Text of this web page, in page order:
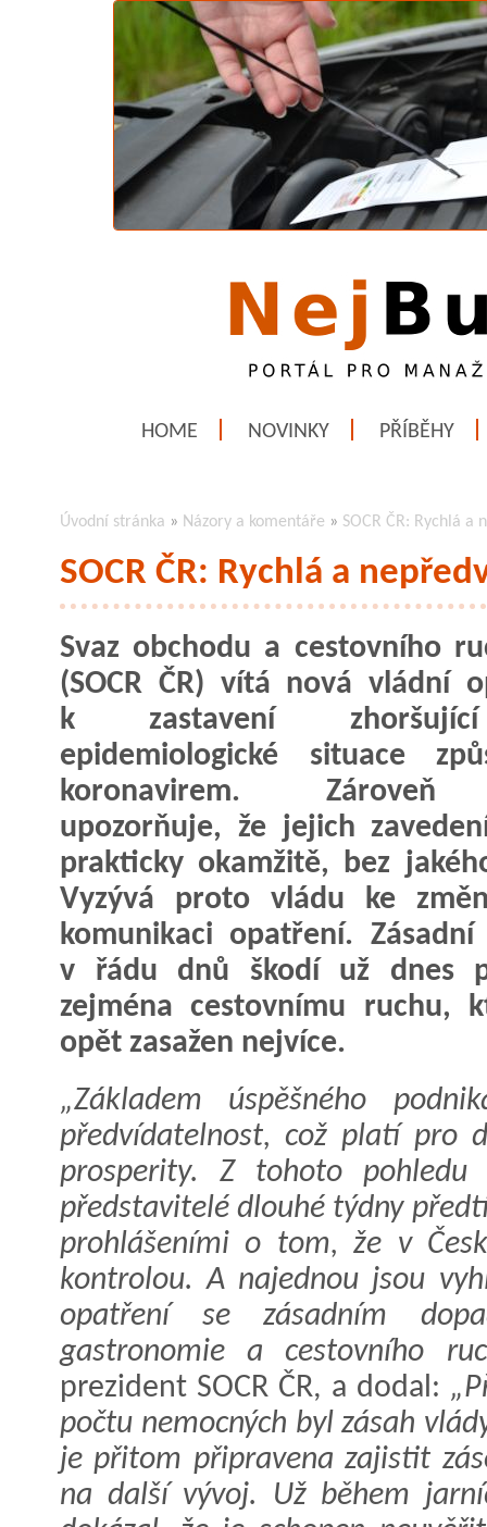
HOME NOVINKY PŘÍBĚHY
Úvodní stránka » Názory a komentáře » SOCR ČR: Rychlá
SOCR ČR: Rychlá a
Svaz obchodu a cestovního
(SOCR ČR) vítá nová vládní
k zastavení
epidemiologické situace
koronavirem.
upozorňuje, že jejich
prakticky okamžitě, bez
Vyzývá proto vládu ke
komunikaci opatření.
v řádu dnů škodí už dnes
zejména cestovnímu ruchu,
opět zasažen nejvíce.
„Základem úspěšného
předvídatelnost, což platí pro
prosperity. Z tohoto pohledu
představitelé dlouhé týdny
prohlášeními o tom, že v
kontrolou. A najednou jsou
opatření se zásadním
gastronomie a cestovního
prezident SOCR ČR, a dodal:
počtu nemocných byl zásah
je přitom připravena zajistit
na další vývoj. Už během